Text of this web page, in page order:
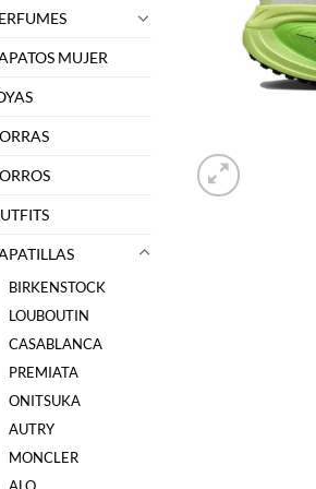
MUJER
BIRKENSTOCK
LOUBOUTIN
CASABLANCA
PREMIATA
ONITSUKA
AUTRY
MONCLER
ALO